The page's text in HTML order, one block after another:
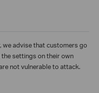
we advise that customers go
settings on their own
not vulnerable to attack.